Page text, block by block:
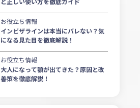
お役立ち情報
インビザラインは本当にバレない？気
になる見た目を徹底解説！
お役立ち情報
大人になって顎が出てきた？原因と改
善策を徹底解説！